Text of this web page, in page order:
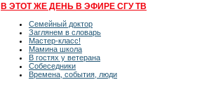
В ЭТОТ ЖЕ ДЕНЬ В ЭФИРЕ СГУ ТВ
Семейный доктор
Заглянем в словарь
Мастер-класс!
Мамина школа
В гостях у ветерана
Собеседники
Времена, события, люди